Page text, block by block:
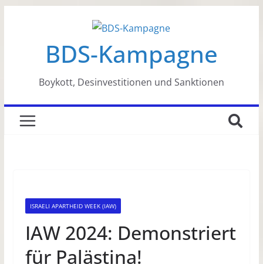
BDS-Kampagne
Boykott, Desinvestitionen und Sanktionen
ISRAELI APARTHEID WEEK (IAW)
IAW 2024: Demonstriert
für Palästina!